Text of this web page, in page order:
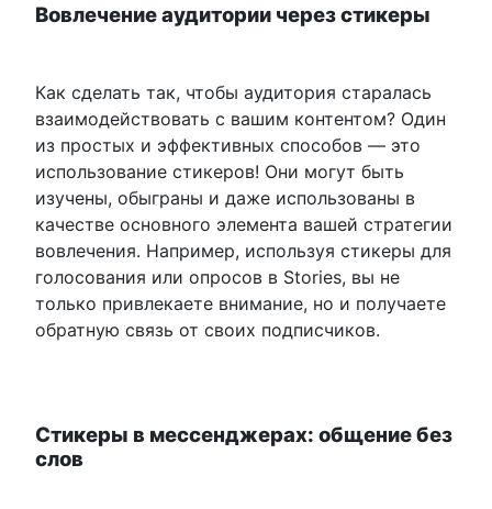
Вовлечение аудитории через стикеры
Как сделать так, чтобы аудитория старалась
взаимодействовать с вашим контентом? Один
из простых и эффективных способов — это
использование стикеров! Они могут быть
изучены, обыграны и даже использованы в
качестве основного элемента вашей стратегии
вовлечения. Например, используя стикеры для
голосования или опросов в Stories, вы не
только привлекаете внимание, но и получаете
обратную связь от своих подписчиков.
Стикеры в мессенджерах: общение без
слов